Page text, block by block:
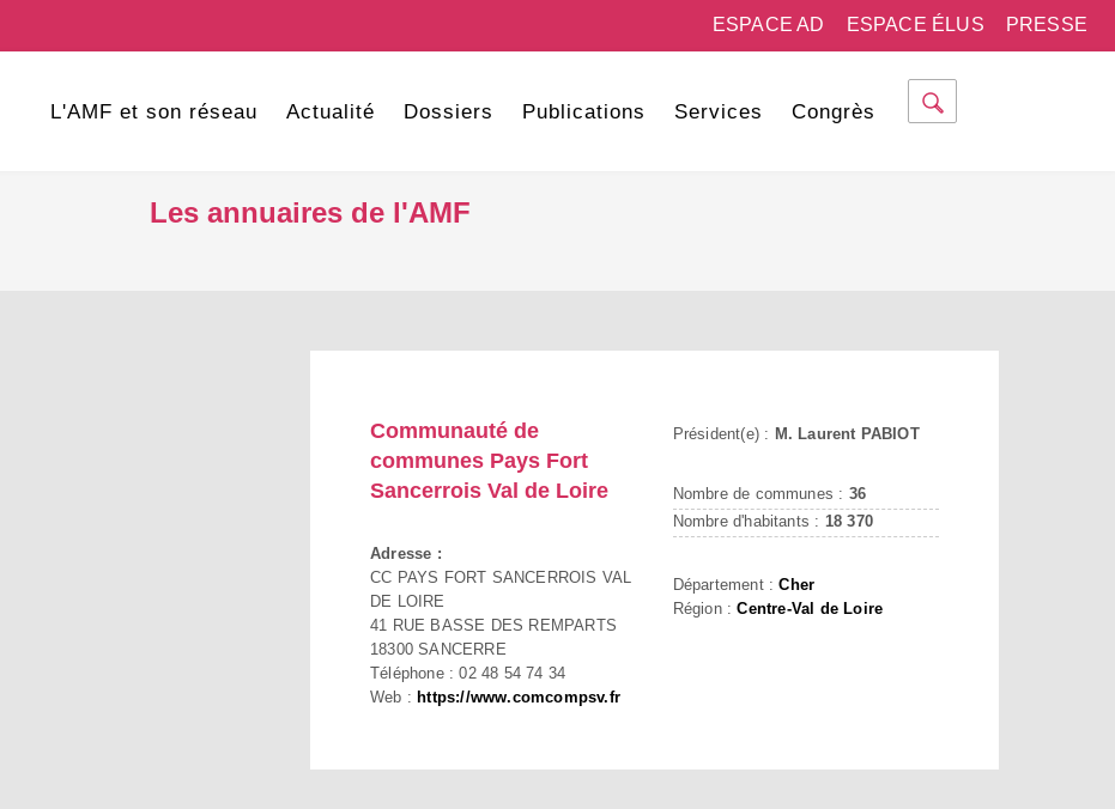
PRESSE
ESPACE ÉLUS
ESPACE AD
L'AMF et son réseau Actualité Dossiers Publications Services Congrès
Les annuaires de l'AMF
Communauté de
communes Pays Fort
Sancerrois Val de Loire
Adresse :
CC PAYS FORT SANCERROIS VAL
DE LOIRE
41 RUE BASSE DES REMPARTS
18300 SANCERRE
Téléphone : 02 48 54 74 34
Web : https://www.comcompsv.fr
Président(e) : M. Laurent PABIOT
Nombre de communes : 36
Nombre d'habitants : 18 370
Département :Cher
Région :Centre-Val de Loire